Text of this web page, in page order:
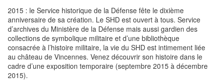
2015 : le Service historique de la Défense fête le dixième
anniversaire de sa création. Le SHD est ouvert à tous. Service
d’archives du Ministère de la Défense mais aussi gardien des
collections de symbolique militaire et d’une bibliothèque
consacrée à l’histoire militaire, la vie du SHD est intimement liée
au château de Vincennes. Venez découvrir son histoire dans le
cadre d’une exposition temporaire (septembre 2015 à décembre
2015).